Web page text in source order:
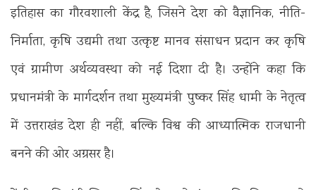
इतिहास का गौरवशाली केंद्र है, जिसने देश को वैज्ञानिक, नीति-
निर्माता, कृषि उद्यमी तथा उत्कृष्ट मानव संसाधन प्रदान कर कृषि
एवं ग्रामीण अर्थव्यवस्था को नई दिशा दी है। उन्होंने कहा कि
प्रधानमंत्री के मार्गदर्शन तथा मुख्यमंत्री पुष्कर सिंह धामी के नेतृत्व
में उत्तराखंड देश ही नहीं, बल्कि विश्व की आध्यात्मिक राजधानी
बनने की ओर अग्रसर है।